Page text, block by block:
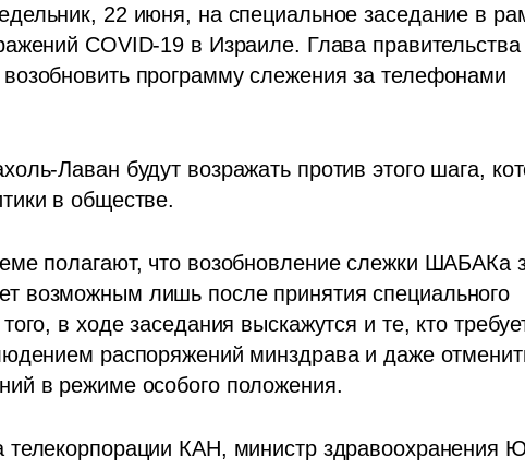
22 июня, на специальное заседание в
COVID-19 в Израиле. Глава правительства
программу слежения за телефонами
Лаван будут возражать против этого шага,
в обществе.
полагают, что возобновление слежки ШАБАКа
возможным лишь после принятия специального
в ходе заседания выскажутся и те, кто
распоряжений минздрава и даже
в режиме особого положения.
телекорпорации КАН, министр здравоохранения